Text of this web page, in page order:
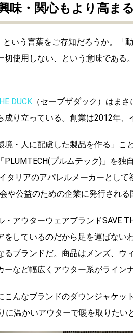
味・関心もより高ま
という言葉をご存知だろうか。
切使用しない、という意味である
DUCK （セーブザダック）はま
成り立っている。創業は2012年、
境・人に配慮した製品を作る」
PLUMTECH(プルムテック)」を
タリアのアパレルメーカーとして
や公益のための企業に発行される
・アウターウェアブランドSAVE
をしているのだから足を運ばな
るブランドだ。商品はメンズ、
ーなど幅広くアウター系がライン
こんなブランドのダウンジャケッ
に温かいアウターで暖を取りたい